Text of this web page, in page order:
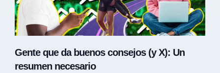
Gente que da buenos consejos (y X): Un
resumen necesario